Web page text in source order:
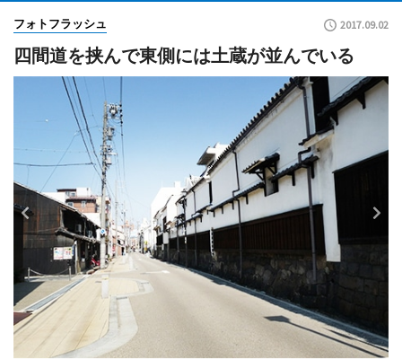
フォトフラッシュ 2017.09.02
四間道を挟んで東側には土蔵が並んでいる